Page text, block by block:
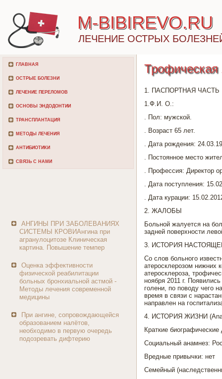
M-BIBIREVO.RU
ЛЕЧЕНИЕ ОСТРЫХ
ГЛАВНАЯ
ОСТРЫЕ БОЛЕЗНИ
ЛЕЧЕНИЕ ПЕРЕЛОМОВ
ОСНОВЫ ЭНДОДОНТИИ
ТРАНСПЛАНТАЦИЯ
МЕТОДЫ ЛЕЧЕНИЯ
АНТИБИОТИКИ
СВЯЗЬ С НАМИ
АНГИНЫ ПРИ ЗАБОЛЕВАНИЯХ
СИСТЕМЫ КРОВИАнгина при
агранулоцитозе Клиническая
картина. Повышение темпер
Оценка эффективности
физической реабилитации
больных бронхиальной астмой -
Методы лечения современной
медицины
При ангине, сопровождающейся
образованием налётов,
необходимо в первую очередь
подозревать дифтерию
Трофическая
1. ПАСПОРТНАЯ ЧАСТЬ
1.Ф.И. О.:
. Пол: мужской.
. Возраст 65 лет.
. Дата рождения:
. Постоянное место
. Профессия: Директор
. Дата поступления:
. Дата курации:
2. ЖАЛОБЫ
Больной жалуется на
задней поверхности
3. ИСТОРИЯ
Со слов больного
атеросклерозом нижних
атеросклероза,
ноября 2011 г.
голени, по поводу чего
время в связи с
направлен на
4. ИСТОРИЯ ЖИЗНИ
Краткие
Социальный анамнез:
Вредные привычки: нет
Семейный